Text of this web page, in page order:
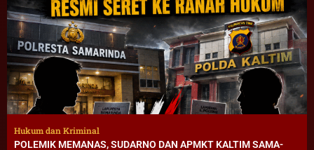
Hukum dan Kriminal
POLEMIK MEMANAS, SUDARNO DAN APMKT KALTIM SAMA-